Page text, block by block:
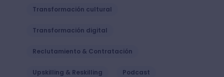
Transformación cultural
Transformación digital
Reclutamiento & Contratación
Upskilling & Reskilling Podcast